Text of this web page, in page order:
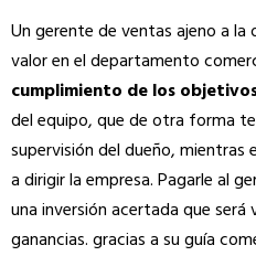
Un gerente de ventas ajeno a
valor en el departamento
cumplimiento de los
del equipo, que de otra forma
supervisión del dueño,
a dirigir la empresa.Pagarle al
una inversión acertada que será
ganancias. gracias a su guía